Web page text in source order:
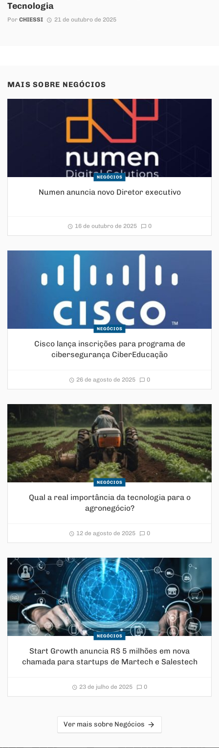
Tecnologia
Por CHIESSI 21 de outubro de 2025
MAIS SOBRE NEGÓCIOS
NEGÓCIOS
Numen anuncia novo Diretor executivo
16 de outubro de 2025 0
NEGÓCIOS
Cisco lança inscrições para programa de
cibersegurança CiberEducação
26 de agosto de 2025 0
NEGÓCIOS
Qual a real importância da tecnologia para o
agronegócio?
12 de agosto de 2025 0
NEGÓCIOS
Start Growth anuncia R$ 5 milhões em nova
chamada para startups de Martech e Salestech
23 de julho de 2025 0
Ver mais sobre Negócios